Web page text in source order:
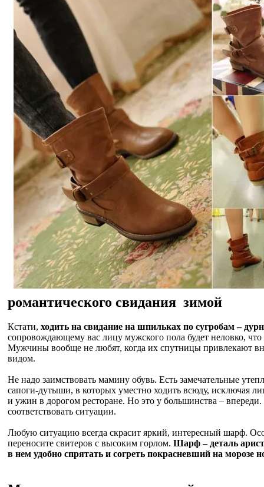
романтического свидания зимой
Кстати, ходить на свидание на шпильках по сугробам –
сопровождающему вас лицу мужского пола будет неловко,
Мужчины вообще не любят, когда их спутницы привлекают
видом.
Не надо заимствовать мамину обувь. Есть замечательные
сапоги-дутыши, в которых уместно ходить всюду, исключая
и ужин в дорогом ресторане. Но это у большинства – впереди.
соответствовать ситуации.
Любую ситуацию всегда скрасит яркий, интересный шарф.
переносите свитеров с высоким горлом. Шарф – деталь
в нем удобно спрятать и согреть покрасневший на морозе